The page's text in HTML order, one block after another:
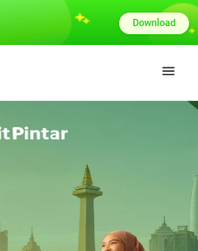
Download